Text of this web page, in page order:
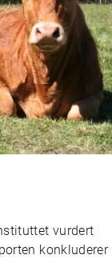
vurdert
konkluderer